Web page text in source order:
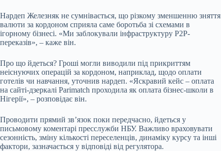
Нардеп Железняк не сумнівається, що різкому зменшенню зняття
валюти за кордоном сприяла саме боротьба зі схемами в
ігорному бізнесі. «Ми заблокували інфраструктуру P2P-
переказів», – каже він.
Про що йдеться? Гроші могли виводили під прикриттям
неіснуючих операцій за кордоном, наприклад, щодо оплати
готелів чи навчання, уточнив нардеп. «Яскравий кейс – оплата
на сайті-дзеркалі Parimatch проходила як оплата бізнес-школи в
Нігерії», – розповідає він.
Проводити прямий звʼязок поки передчасно, йдеться у
письмовому коментарі пресслужби НБУ. Важливо враховувати
сезонність, зміну кількості переселенців, динаміку курсу та інші
фактори, зазначається у відповіді від регулятора.